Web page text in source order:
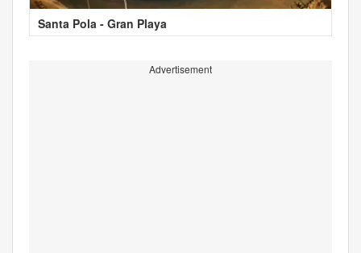
Santa Pola - Gran Playa
Advertisement